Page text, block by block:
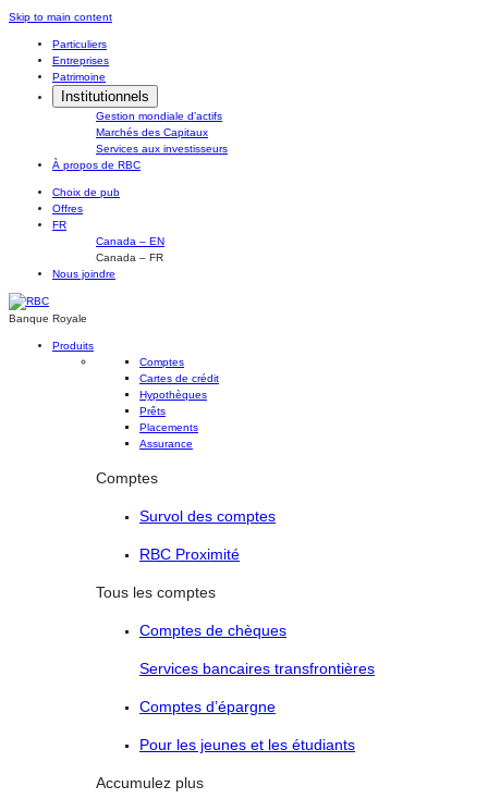
Skip
content
Skip to main content
Particuliers
Entreprises
Patrimoine
Institutionnels
Gestion mondiale d’actifs
Marchés des Capitaux
Services aux investisseurs
À propos de RBC
Choix de pub
Offres
FR
Canada – EN
Canada – FR
Nous joindre
Banque Royale
Produits
Comptes
Cartes de crédit
Hypothèques
Prêts
Placements
Assurance
Comptes
Survol des comptes
RBC Proximité
Tous les comptes
Comptes de chèques
Services bancaires transfrontières
Comptes d’épargne
Pour les jeunes et les étudiants
Accumulez plus